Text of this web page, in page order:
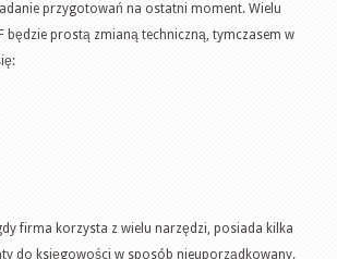
przygotowań na ostatni moment. Wielu
będzie prostą zmianą techniczną, tymczasem w
firma korzysta z wielu narzędzi, posiada kilka
do księgowości w sposób nieuporządkowany.